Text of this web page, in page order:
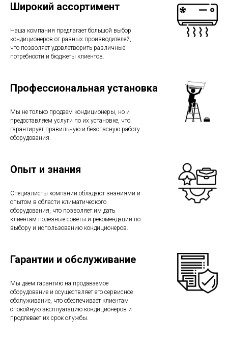
Широкий ассортимент
Наша компания предлагает большой выбор
кондиционеров от разных производителей,
что позволяет удовлетворить различные
потребности и бюджеты клиентов.
Профессиональная установка
Мы не только продаем кондиционеры, но и
предоставляем услуги по их установке, что
гарантирует правильную и безопасную работу
оборудования.
Опыт и знания
Специалисты компании обладают знаниями и
опытом в области климатического
оборудования, что позволяет им дать
клиентам полезные советы и рекомендации по
выбору и использованию кондиционеров.
Гарантии и обслуживание
Мы даем гарантию на продаваемое
оборудование и осуществляет его сервисное
обслуживание, что обеспечивает клиентам
спокойную эксплуатацию кондиционеров и
продлевает их срок службы.